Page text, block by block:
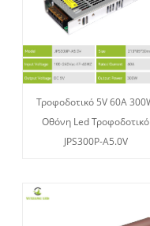
Τροφοδοτικό 5V 60A
Οθόνη Led Τροφοδοτικό
JPS300P-A5.0V